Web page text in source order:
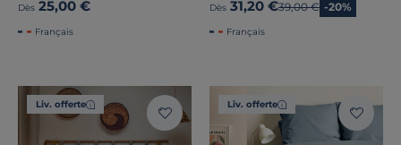
Dès 25,00 €
Français
Dès 31,20 €Ancien prix
39,00 € -20%
Français
Liv. offerte Liv. offerte
Note des clients
Certifications et labels